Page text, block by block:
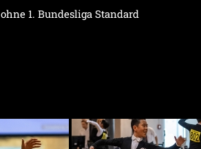
ohne 1. Bundesliga Standard